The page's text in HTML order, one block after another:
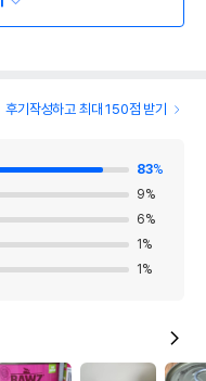
후기작성하고 최대 150점 받기
83%
9%
6%
1 %
1 %